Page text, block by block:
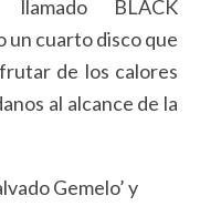
BLACK
un cuarto disco que
de los calores
al alcance de la
Gemelo’ y